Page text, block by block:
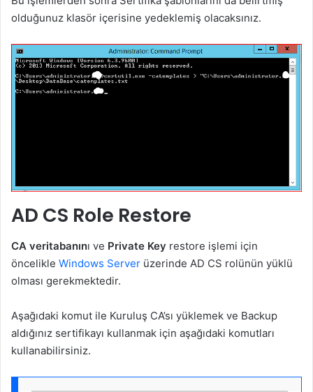
olduğunuz klasör içerisine yedeklemiş olacaksınız.
AD CS Role Restore
CA veritabanını ve Private Key restore işlemi için
öncelikle Windows Server üzerinde AD CS rolünün yüklü
olması gerekmektedir.
Aşağıdaki komut ile Kuruluş CA’sı yüklemek ve Backup
aldığınız sertifikayı kullanmak için aşağıdaki komutları
kullanabilirsiniz.